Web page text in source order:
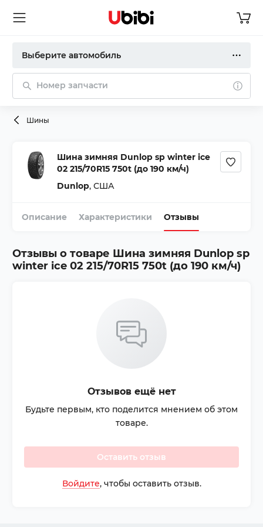
Выберите автомобиль
Номер запчасти
Шины
Шина зимняя Dunlop sp winter ice
02 215/70R15 750t (до 190 км/ч)
Dunlop, США
Описание Характеристики Отзывы
Отзывы о товаре Шина зимняя Dunlop sp
winter ice 02 215/70R15 750t (до 190 км/ч)
Отзывов ещё нет
Будьте первым, кто поделится мнением об этом
товаре.
Оставить отзыв
Войдите, чтобы оставить отзыв.